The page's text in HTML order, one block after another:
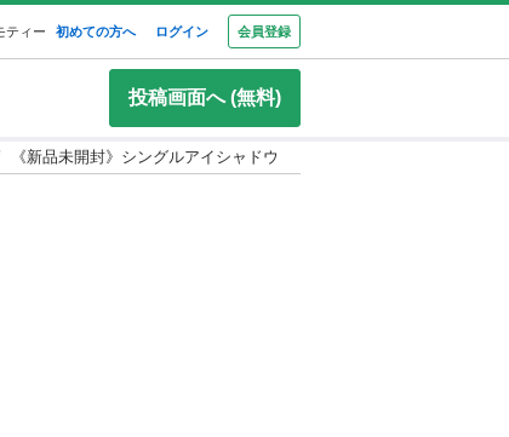
ティー 初めての方へ ログイン 会員登録
投稿画面へ (無料)
《新品未開封》シングルアイシャドウ